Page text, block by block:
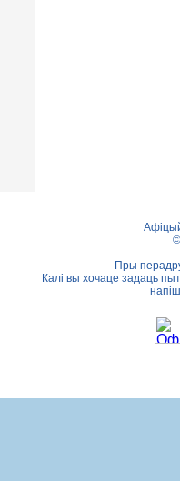
Пры
Калі вы хочаце задаць